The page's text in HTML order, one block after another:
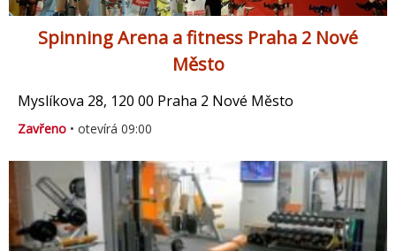
Spinning Arena a fitness Praha 2 Nové
Město
Myslíkova 28, 120 00 Praha 2 Nové Město
Zavřeno • otevírá 09:00